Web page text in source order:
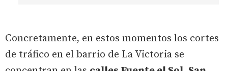
Concretamente, en estos momentos los cortes
de tráfico en el barrio de La Victoria se